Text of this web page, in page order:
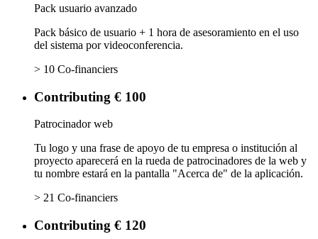
Pack usuario avanzado
Pack básico de usuario + 1 hora de asesoramiento en el uso
del sistema por videoconferencia.
> 10 Co-financiers
Contributing € 100
Patrocinador web
Tu logo y una frase de apoyo de tu empresa o institución al
proyecto aparecerá en la rueda de patrocinadores de la web y
tu nombre estará en la pantalla "Acerca de" de la aplicación.
> 21 Co-financiers
Contributing € 120